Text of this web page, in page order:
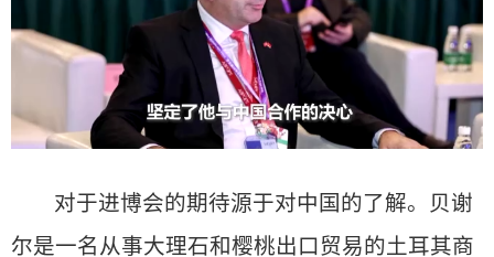
对于进博会的期待源于对中国的了解。贝谢
尔是一名从事大理石和樱桃出口贸易的土耳其商